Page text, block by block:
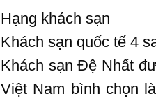
Hạng khách sạn
Khách sạn quốc tế 4
Khách sạn Đệ Nhất
Việt Nam bình chọn